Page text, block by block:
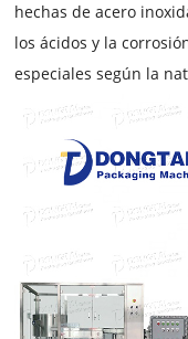
hechas de acero
los ácidos y la
especiales según la